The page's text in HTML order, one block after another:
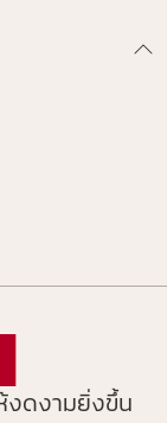
งดงามยิ่งขึ้น